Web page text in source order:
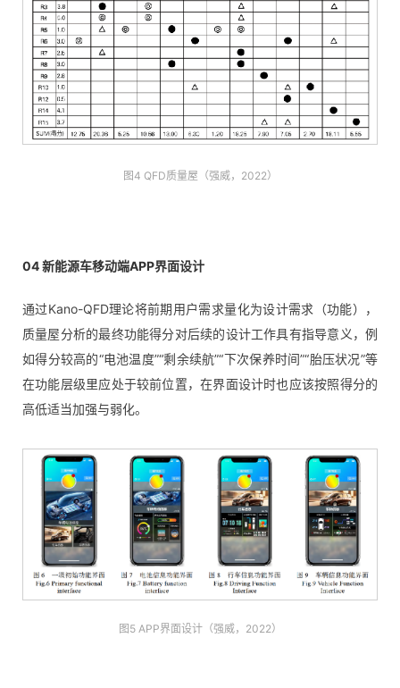
图4 QFD质量屋（强威，2022）
04 新能源车移动端APP界面设计
通过Kano-QFD理论将前期用户需求量化为设计需求（功能），
质量屋分析的最终功能得分对后续的设计工作具有指导意义，例
如得分较高的“电池温度”“剩余续航”“下次保养时间”“胎压状况”等
在功能层级里应处于较前位置，在界面设计时也应该按照得分的
高低适当加强与弱化。
图5 APP界面设计（强威，2022）